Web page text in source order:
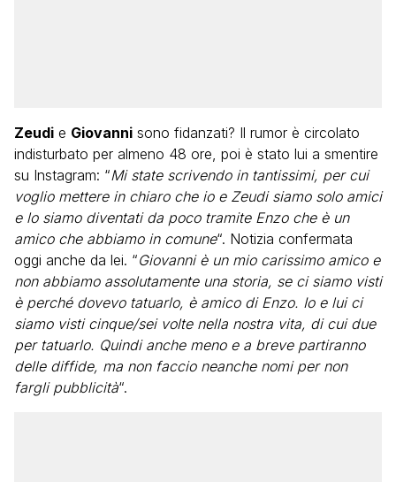
Zeudi e Giovanni sono fidanzati? Il rumor è circolato
indisturbato per almeno 48 ore, poi è stato lui a smentire
su Instagram: “Mi state scrivendo in tantissimi, per cui
voglio mettere in chiaro che io e Zeudi siamo solo amici
e lo siamo diventati da poco tramite Enzo che è un
amico che abbiamo in comune“. Notizia confermata
oggi anche da lei. “Giovanni è un mio carissimo amico e
non abbiamo assolutamente una storia, se ci siamo visti
è perché dovevo tatuarlo, è amico di Enzo. Io e lui ci
siamo visti cinque/sei volte nella nostra vita, di cui due
per tatuarlo. Quindi anche meno e a breve partiranno
delle diffide, ma non faccio neanche nomi per non
fargli pubblicità“.